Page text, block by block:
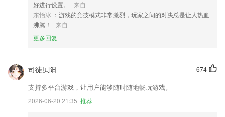
好进行设置。
来自
东怡冰 ：游戏的竞技模式非常激烈，玩家之间的对决总是让人热血
沸腾！
来自
更多回复
674
司徒贝阳
支持多平台游戏，让用户能够随时随地畅玩游戏。
2026-06-20 21:35 推荐